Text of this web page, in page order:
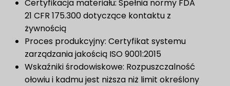
Certyfikacja materiału: Spełnia normy FDA
21 CFR 175.300 dotyczące kontaktu z
żywnością
Proces produkcyjny: Certyfikat systemu
zarządzania jakością ISO 9001:2015
Wskaźniki środowiskowe: Rozpuszczalność
ołowiu i kadmu jest niższa niż limit określony